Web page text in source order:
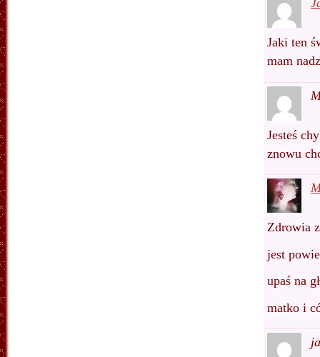
Jaki ten
mam
Jesteś
znowu
Zdrowia
jest
upaś na
matko i